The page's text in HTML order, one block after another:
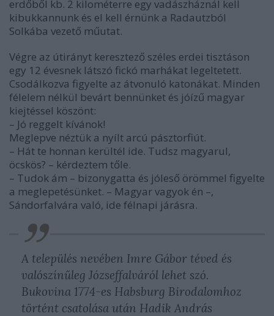
erdőből kb. 2 kilométerre egy vadászháznál kell
kibukkannunk és el kell érnünk a Radautzból
Solkába vezető műutat.
Végre az útirányt keresztező széles erdei tisztáson
egy 12 évesnek látszó fickó marhákat legeltetett.
Csodálkozva figyelte az átvonuló katonákat. Minden
félelem nélkül bevárt bennünket és jóízű magyar
kiejtéssel köszönt:
– Jó reggelt kívánok!
Meglepve néztük a nyílt arcú pásztorfiút.
– Hát te honnan kerültél ide. Tudsz magyarul,
öcskös? – kérdeztem tőle.
– Tudok ám – bizonygatta és jóleső örömmel figyelte
a meglepetésünket. – Magyar vagyok én –,
Sándorfalvára való, ide félnapi járásra.
A település nevében Imre Gábor téved és
valószínűleg Józseffalváról lehet szó.
Bukovina 1774-es Habsburg Birodalomhoz
történt csatolása után Hadik András